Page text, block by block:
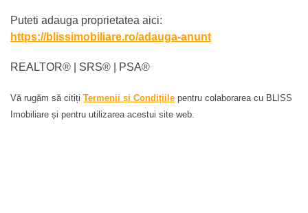
Puteti adauga proprietatea aici:
https://blissimobiliare.ro/adauga-anunt
REALTOR®️ | SRS®️ | PSA®️
Vă rugăm să citiți Termenii și Condițiile pentru colaborarea cu BLISS
Imobiliare și pentru utilizarea acestui site web.